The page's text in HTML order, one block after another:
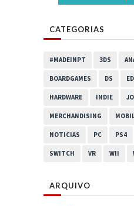
CATEGORIAS
#MADEINPT 3DS
BOARDGAMES DS
HARDWARE INDIE
MERCHANDISING
NOTICIAS PC PS4
SWITCH VR WII
ARQUIVO